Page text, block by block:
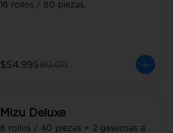
16 rollos / 80 piezas.
$54.99$80.00
Mizu Deluxe
8 rollos / 40 piezas + 2 gaseosas a